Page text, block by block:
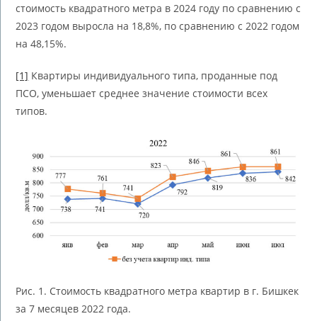
стоимость квадратного метра в 2024 году по сравнению с
2023 годом выросла на 18,8%, по сравнению с 2022 годом
на 48,15%.
[1] Квартиры индивидуального типа, проданные под
ПСО, уменьшает среднее значение стоимости всех
типов.
Рис. 1. Стоимость квадратного метра квартир в г. Бишкек
за 7 месяцев 2022 года.